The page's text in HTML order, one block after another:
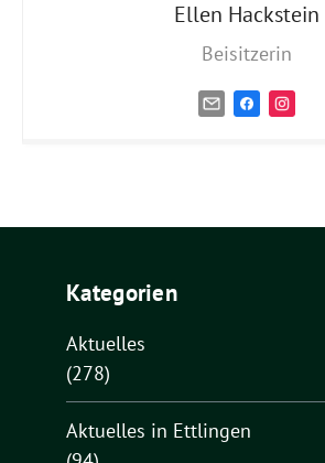
Ellen Hackstein
Beisitzerin
Kategorien
Aktuelles
(278)
Aktuelles in Ettlingen